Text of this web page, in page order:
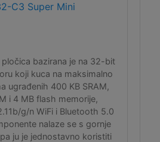
C3 Super Mini
pločica bazirana je na 32-bit
koji kuca na maksimalno
ugrađenih 400 KB SRAM,
i 4 MB flash memorije,
g/n WiFi i Bluetooth 5.0
nalaze se s gornje
ju je jednostavno koristiti